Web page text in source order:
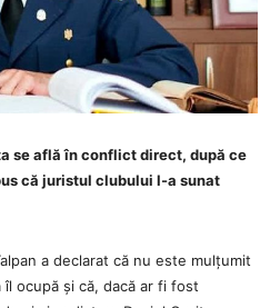
se află în conflict direct, după ce
că juristul clubului l-a sunat
a declarat că nu este mulțumit
ocupă și că, dacă ar fi fost